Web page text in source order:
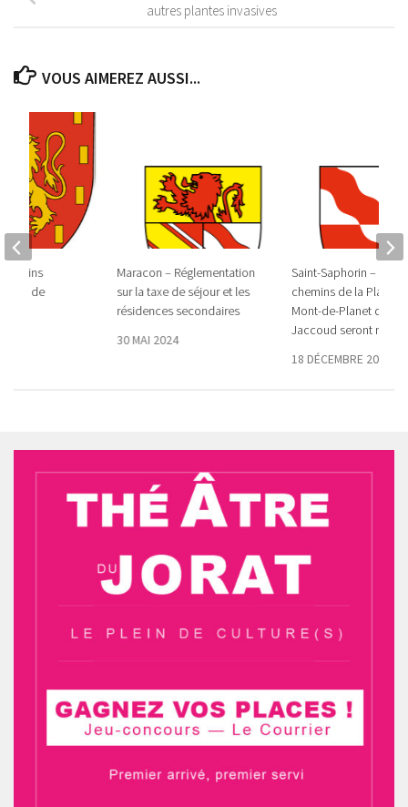
autres plantes invasives
VOUS AIMEREZ AUSSI...
Maracon – Réglementation
sur la taxe de séjour et les
résidences secondaires
30 MAI 2024
Saint-Saphorin – Les
chemins de la
Mont-de-Planet du
Jaccoud seront
18 DÉCEMBRE 2025
voie de